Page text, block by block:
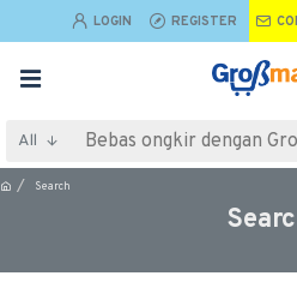
LOGIN REGISTER
All
Search